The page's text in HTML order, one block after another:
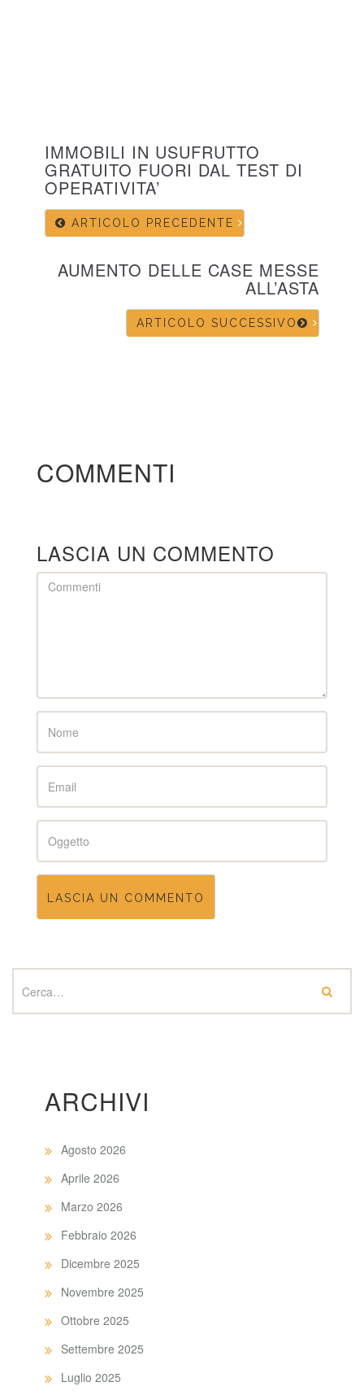
IMMOBILI IN USUFRUTTO
GRATUITO FUORI DAL TEST DI
OPERATIVITA’
ARTICOLO PRECEDENTE
AUMENTO DELLE CASE MESSE
ALL’ASTA
ARTICOLO SUCCESSIVO
COMMENTI
LASCIA UN COMMENTO
Comment
Name
Email
Subject
ARCHIVI
Agosto 2026
Aprile 2026
Marzo 2026
Febbraio 2026
Dicembre 2025
Novembre 2025
Ottobre 2025
Settembre 2025
Luglio 2025